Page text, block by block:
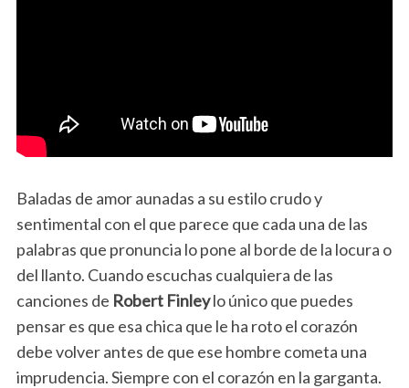
Baladas de amor aunadas a su estilo crudo y
sentimental con el que parece que cada una de las
palabras que pronuncia lo pone al borde de la locura o
del llanto. Cuando escuchas cualquiera de las
canciones de Robert Finleylo único que puedes
pensar es que esa chica que le ha roto el corazón
debe volver antes de que ese hombre cometa una
imprudencia. Siempre con el corazón en la garganta.